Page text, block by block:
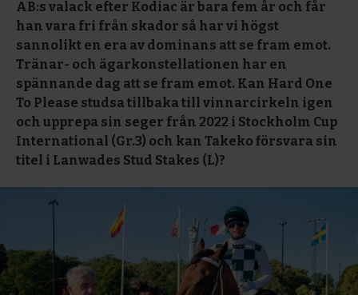
AB:s valack efter Kodiac är bara fem år och får
han vara fri från skador så har vi högst
sannolikt en era av dominans att se fram emot.
Tränar- och ägarkonstellationen har en
spännande dag att se fram emot. Kan Hard One
To Please studsa tillbaka till vinnarcirkeln igen
och upprepa sin seger från 2022 i Stockholm Cup
International (Gr.3) och kan Takeko försvara sin
titel i Lanwades Stud Stakes (L)?